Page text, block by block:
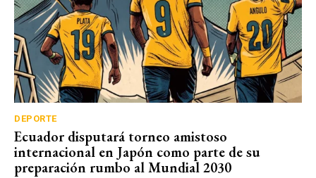
DEPORTE
Ecuador disputará torneo amistoso
internacional en Japón como parte de su
preparación rumbo al Mundial 2030